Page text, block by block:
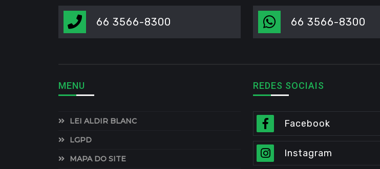
66 3566-8300 66 3566-8300
MENU
LEI ALDIR BLANC
LGPD
MAPA DO SITE
REDES SOCIAIS
Facebook
Instagram